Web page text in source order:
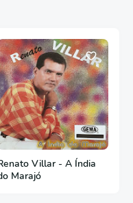
Villar - A Índia
Marajó